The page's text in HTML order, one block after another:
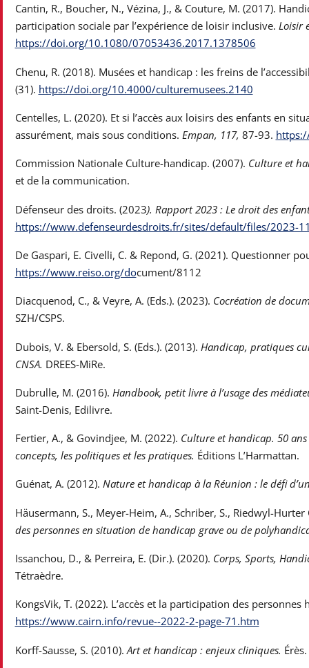
Cantin, R., Boucher, N., Vézina, J., & Couture, M. (2017).
participation sociale par l’expérience de loisir inclusive. Loisir
https://doi.org/10.1080/07053436.2017.1378506
Chenu, R. (2018). Musées et handicap : les freins de
(31). https://doi.org/10.4000/culturemusees.2140
Centelles, L. (2020). Et si l’accès aux loisirs des enfants en
assurément, mais sous conditions. Empan, 117, 87-93.
Commission Nationale Culture-handicap. (2007). Culture et
et de la communication.
Défenseur des droits. (2023). Rapport 2023 : Le droit des
https://www.defenseurdesdroits.fr/sites/default/files/2023-
De Gaspari, E. Civelli, C. & Repond, G. (2021). Questionner
https://www.reiso.org/document/8112
Diacquenod, C., & Veyre, A. (Eds.). (2023). Cocréation de
SZH/CSPS.
Dubois, V. & Ebersold, S. (Eds.). (2013). Handicap, pratiques
CNSA. DREES-MiRe.
Dubrulle, M. (2016). Handbook, petit livre à l’usage des
Saint-Denis, Edilivre.
Fertier, A., & Govindjee, M. (2022). Culture et handicap. 50 ans
concepts, les politiques et les pratiques. Éditions L’Harmattan.
Guénat, A. (2012). Nature et handicap à la Réunion : le défi
Häusermann, S., Meyer-Heim, A., Schriber, S., Riedwyl-Hurter
des personnes en situation de handicap grave ou de
Issanchou, D., & Perreira, E. (Dir.). (2020). Corps, Sports,
Tétraèdre.
KongsVik, T. (2022). L’accès et la participation des
https://www.cairn.info/revue--2022-2-page-71.htm
Korff-Sausse, S. (2010). Art et handicap : enjeux cliniques. Érès.